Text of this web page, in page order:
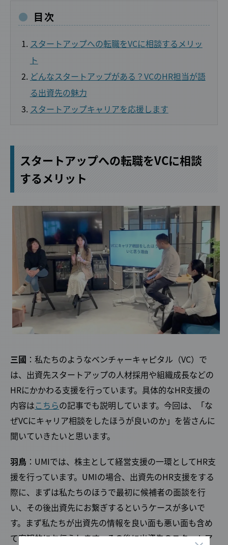
目次
スタートアップへの転職をVCに相談するメリッ
ト
どんなスタートアップがある？VCのHR担当が語
る出資先の魅力
スタートアップキャリアを応援します
スタートアップへの転職をVCに相談
するメリット
三國 ：私たちのようなベンチャーキャピタル（VC）で
は、出資先スタートアップの人材採用や組織成長などの
HRにかかわる支援を行っています。具体的なHR支援の
内容はこちらの記事でも説明しています。今回は、「な
ぜVCにキャリア相談をしたほうが良いのか」を皆さんに
聞いていきたいと思います。
羽鳥 ：UMIでは、株主として経営支援の一環としてHR支
援を行っています。UMIの場合、出資先のHR支援をする
際に、まずは私たちのほうで最初に候補者の面談を行
い、その後出資先にお繋ぎするというケースが多いで
す。まず私たちが出資先の情報を良い面も悪い面も含め
て客観的にお伝えします。その後に出資先のスタートア